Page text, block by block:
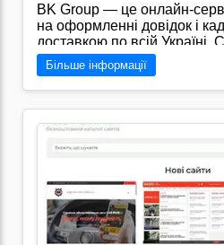
BK Group — це онлайн-
на оформленні довідок і
доставкою по всій Україні.
дистанційно замовити
роботи банківські виписки
трудові книжки та трудові
замовлення відбувається
обирає послугу залишає
документи кур’єрською
орієнтований на фізичних
швидко та зручно отримати
роботодавців або інших
інтерфейс оперативна
підтримка клієнтів роблять
рішенням для вирішення
Більше інформації